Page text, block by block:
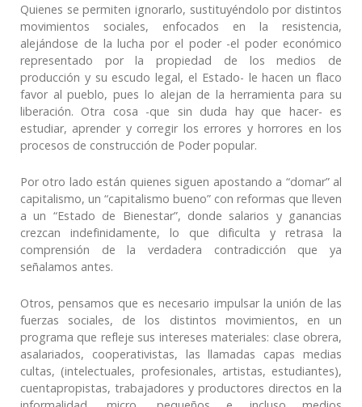
Quienes se permiten ignorarlo, sustituyéndolo por distintos
movimientos sociales, enfocados en la resistencia,
alejándose de la lucha por el poder -el poder económico
representado por la propiedad de los medios de
producción y su escudo legal, el Estado- le hacen un flaco
favor al pueblo, pues lo alejan de la herramienta para su
liberación. Otra cosa -que sin duda hay que hacer- es
estudiar, aprender y corregir los errores y horrores en los
procesos de construcción de Poder popular.
Por otro lado están quienes siguen apostando a “domar” al
capitalismo, un “capitalismo bueno” con reformas que lleven
a un “Estado de Bienestar”, donde salarios y ganancias
crezcan indefinidamente, lo que dificulta y retrasa la
comprensión de la verdadera contradicción que ya
señalamos antes.
Otros, pensamos que es necesario impulsar la unión de las
fuerzas sociales, de los distintos movimientos, en un
programa que refleje sus intereses materiales: clase obrera,
asalariados, cooperativistas, las llamadas capas medias
cultas, (intelectuales, profesionales, artistas, estudiantes),
cuentapropistas, trabajadores y productores directos en la